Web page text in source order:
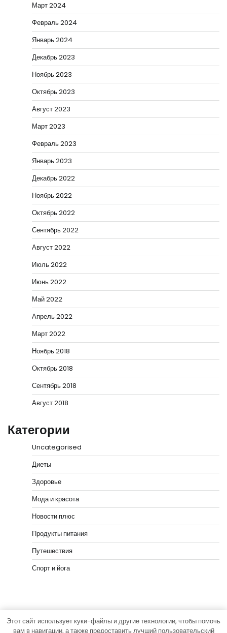
Март 2024
Февраль 2024
Январь 2024
Декабрь 2023
Ноябрь 2023
Октябрь 2023
Август 2023
Март 2023
Февраль 2023
Январь 2023
Декабрь 2022
Ноябрь 2022
Октябрь 2022
Сентябрь 2022
Август 2022
Июль 2022
Июнь 2022
Май 2022
Апрель 2022
Март 2022
Ноябрь 2018
Октябрь 2018
Сентябрь 2018
Август 2018
Категории
Uncategorised
Диеты
Здоровье
Мода и красота
Новости плюс
Продукты питания
Путешествия
Спорт и йога
Copyright © 2026vip-hata.ruТема News Bank от
Этот сайт использует куки-файлы и другие технологии, чтобы помочь
вам в навигации, а также предоставить лучший пользовательский